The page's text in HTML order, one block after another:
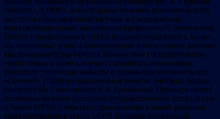
(Москва). В 1930 г. для совершенствования композиторского
мастерства был направлен на учебу в Свердловскую
консерваторию (класс композиции профессора В. Золотарёва).
Вместе с профессором в 1933 г. Крошнер переезжает в Минск,
где продолжает учебу в консерватории и параллельно работает
как концертмейстер балета в Белорусском государственном
театре оперы и балета, изучает специфику хореографии.
Реализует творческие замыслы в первом белорусском балете
«Соловей» (1938) по одноименной повести Змитрока Бядули
(либретто Ю. Слонимского и А. Ермолаева). Премьера балета
состоялась на сцене Одесского государственного театра оперы
и балета (1938), а через год произведение в новой редакции
было поставлено в театре БССР. Впервые белорусский